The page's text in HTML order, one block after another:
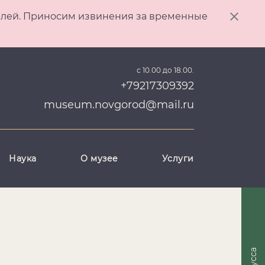
Приносим извинения за временные
с 10.00 до 18.00.
+79217309392
museum.novgorod@mail.ru
Наука О музее Услуги